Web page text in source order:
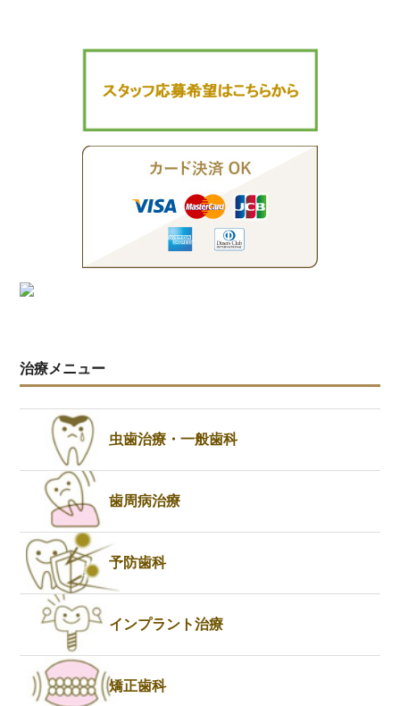
治療メニュー
虫歯治療・一般歯科
歯周病治療
予防歯科
インプラント治療
矯正歯科